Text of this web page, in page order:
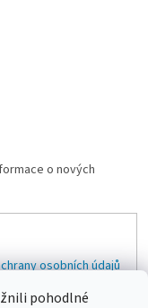
pohodlné
o nových
osobních údajů